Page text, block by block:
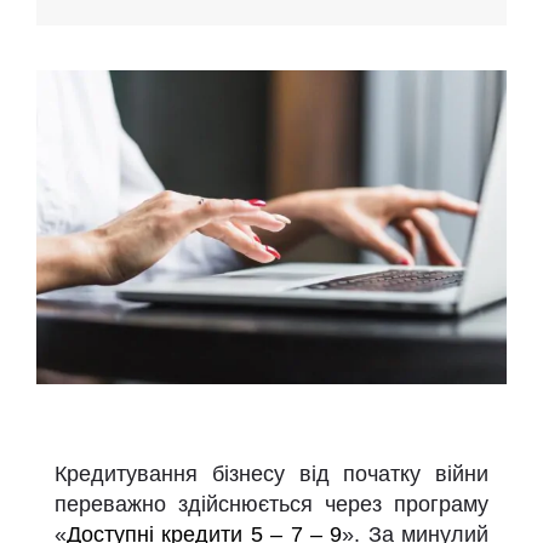
Кредитування бізнесу від початку війни
переважно здійснюється через програму
«Доступні кредити 5 – 7 – 9». За минулий